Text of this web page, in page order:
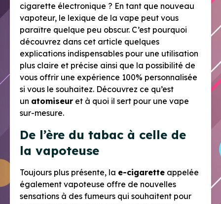
cigarette électronique ? En tant que nouveau
vapoteur, le lexique de la vape peut vous
paraître quelque peu obscur. C’est pourquoi
découvrez dans cet article quelques
explications indispensables pour une utilisation
plus claire et précise ainsi que la possibilité de
vous offrir une expérience 100% personnalisée
si vous le souhaitez. Découvrez ce qu’est
un atomiseur et à quoi il sert pour une vape
sur-mesure.
De l’ère du tabac à celle de
la vapoteuse
Toujours plus présente, la e-cigarette appelée
également vapoteuse offre de nouvelles
sensations à des fumeurs qui souhaitent pour